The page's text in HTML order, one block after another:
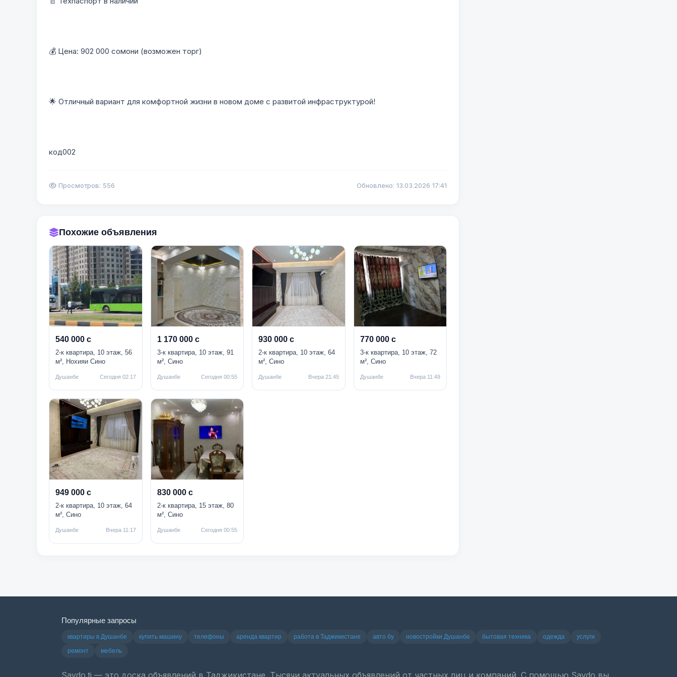
💰 Цена: 902 000 сомони (возможен торг)
🌟 Отличный вариант для комфортной жизни в новом доме с развитой инфраструктурой!
код002
Просмотров: 556 Обновлено: 13.03.2026 17:41
Похожие объявления
540 000 с
2-к квартира, 10 этаж, 56
м², Нохияи Сино
Душанбе Сегодня 02:17
1 170 000 с
3-к квартира, 10 этаж, 91
м², Сино
Душанбе Сегодня 00:55
930 000 с
2-к квартира, 10 этаж, 64
м², Сино
Душанбе Вчера 21:45
770 000 с
3-к квартира, 10 этаж, 72
м², Сино
Душанбе Вчера 11:49
949 000 с
2-к квартира, 10 этаж, 64
м², Сино
Душанбе Вчера 11:17
830 000 с
2-к квартира, 15 этаж, 80
м², Сино
Душанбе Сегодня 00:55
Популярные запросы
квартиры в Душанбе купить машину телефоны аренда квартир работа в Таджикистане авто бу новостройки Душанбе бытовая техника одежда
услуги
ремонт
мебель
Savdo.tj — это доска объявлений в Таджикистане. Тысячи актуальных объявлений от частных лиц и компаний. С помощью Savdo вы